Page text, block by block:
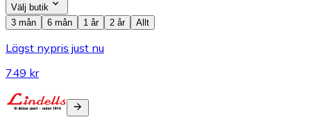
Välj butik
3 mån
6 mån 1 år 2 år Allt
Lägst nypris just nu
749 kr